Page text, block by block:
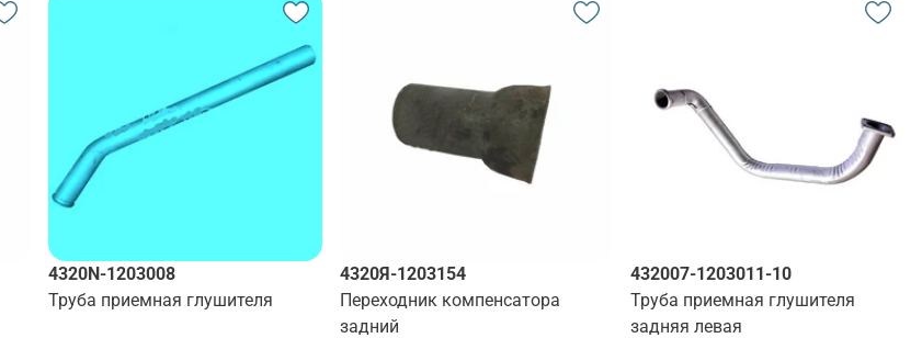
4320N-1203008
Труба приемная глушителя
4320Я-1203154
Переходник компенсатора
задний
432007-1203011-10
Труба приемная глушителя
задняя левая